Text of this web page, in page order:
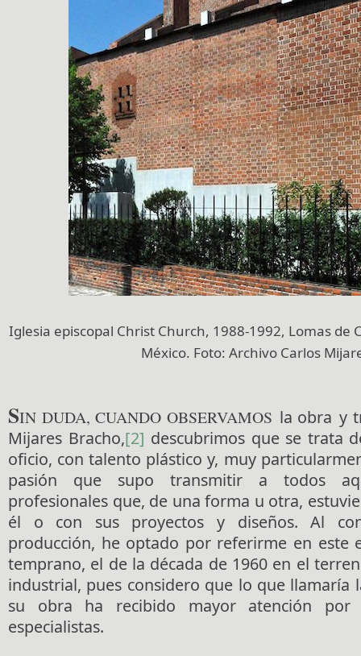
Iglesia episcopal Christ Church, 1988-1992, Lomas de
México. Foto: Archivo Carlos
SIN DUDA, CUANDO OBSERVAMOS la obra y
Mijares Bracho,[2] descubrimos que se trata
oficio, con talento plástico y, muy
pasión que supo transmitir a todos
profesionales que, de una forma u otra,
él o con sus proyectos y diseños. Al
producción, he optado por referirme en este
temprano, el de la década de 1960 en el
industrial, pues considero que lo que llamaría
su obra ha recibido mayor atención por
especialistas.